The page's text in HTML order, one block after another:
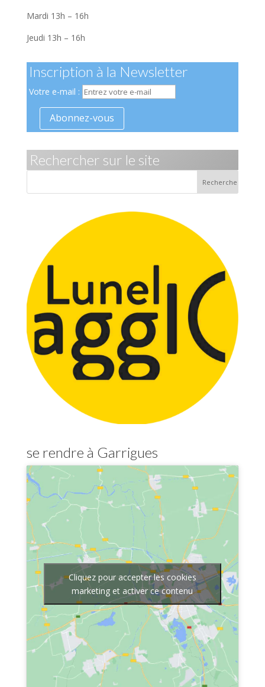
Mardi 13h – 16h
Jeudi 13h – 16h
Inscription à la Newsletter
Votre e-mail :
Rechercher sur le site
se rendre à Garrigues
Cliquez pour accepter les cookies
marketing et activer ce contenu